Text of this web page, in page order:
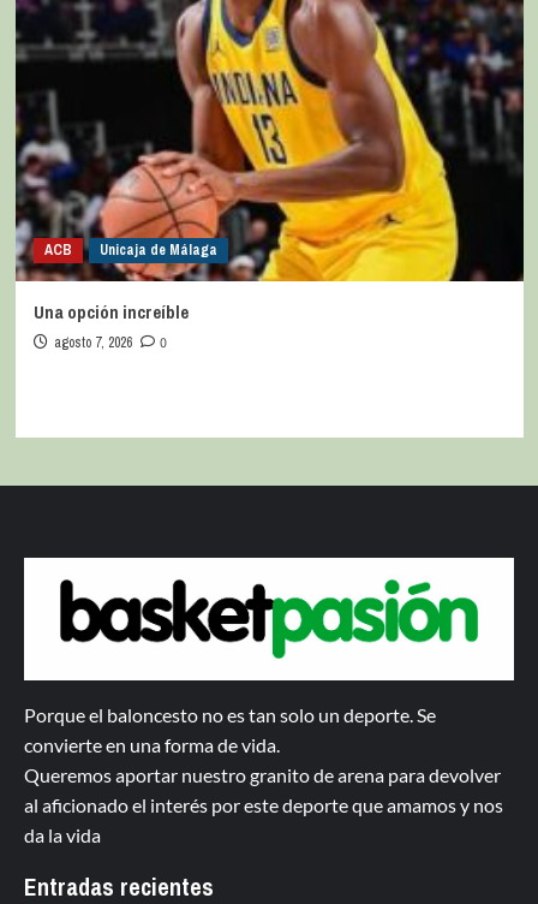
ACB Unicaja de Málaga
Una opción increíble
agosto 7, 2026 0
Porque el baloncesto no es tan solo un deporte. Se
convierte en una forma de vida.
Queremos aportar nuestro granito de arena para devolver
al aficionado el interés por este deporte que amamos y nos
da la vida
Entradas recientes